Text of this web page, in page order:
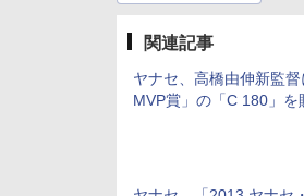
関連記事
ヤナセ、高橋由伸新監
MVP賞」の「C 180」を